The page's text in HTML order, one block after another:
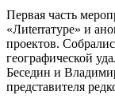
Первая часть
«Лиterraтуре» и
проектов.
географической
Беседин и
представителя